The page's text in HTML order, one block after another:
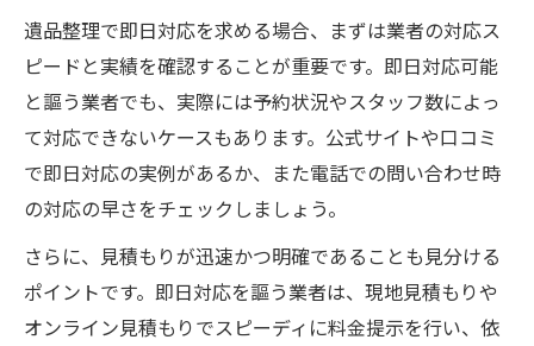
遺品整理で即日対応を求める場合、まずは業者の対応ス
ピードと実績を確認することが重要です。即日対応可能
と謳う業者でも、実際には予約状況やスタッフ数によっ
て対応できないケースもあります。公式サイトや口コミ
で即日対応の実例があるか、また電話での問い合わせ時
の対応の早さをチェックしましょう。
さらに、見積もりが迅速かつ明確であることも見分ける
ポイントです。即日対応を謳う業者は、現地見積もりや
オンライン見積もりでスピーディに料金提示を行い、依